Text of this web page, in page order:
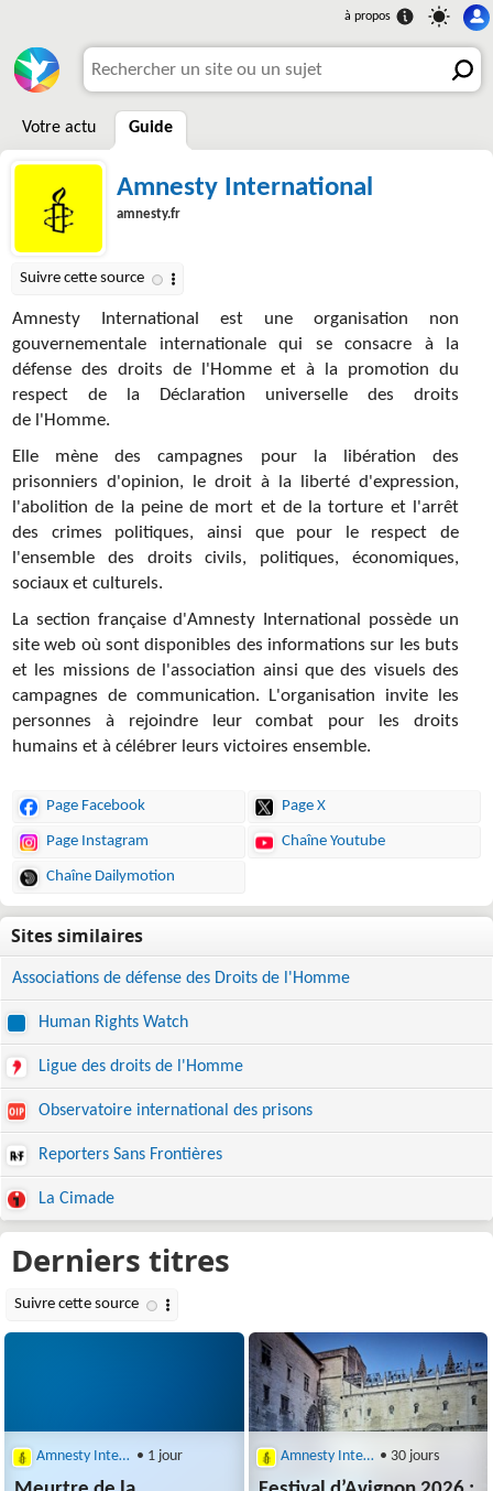
Votre actu Guide
Amnesty International
amnesty.fr
Amnesty International est une organisation non
gouvernementale internationale qui se consacre à la
défense des droits de l'Homme et à la promotion du
respect de la Déclaration universelle des droits
de l'Homme.
Elle mène des campagnes pour la libération des
prisonniers d'opinion, le droit à la liberté d'expression,
l'abolition de la peine de mort et de la torture et l'arrêt
des crimes politiques, ainsi que pour le respect de
l'ensemble des droits civils, politiques, économiques,
sociaux et culturels.
La section française d'Amnesty International possède un
site web où sont disponibles des informations sur les buts
et les missions de l'association ainsi que des visuels des
campagnes de communication. L'organisation invite les
personnes à rejoindre leur combat pour les droits
humains et à célébrer leurs victoires ensemble.
Page Facebook Page X
Page Instagram Chaîne Youtube
Chaîne Dailymotion
Associations de défense des Droits de l'Homme
Human Rights Watch
Ligue des droits de l'Homme
Observatoire international des prisons
Reporters Sans Frontières
La Cimade
Amnesty International • 1 jour Amnesty International • 30 jours